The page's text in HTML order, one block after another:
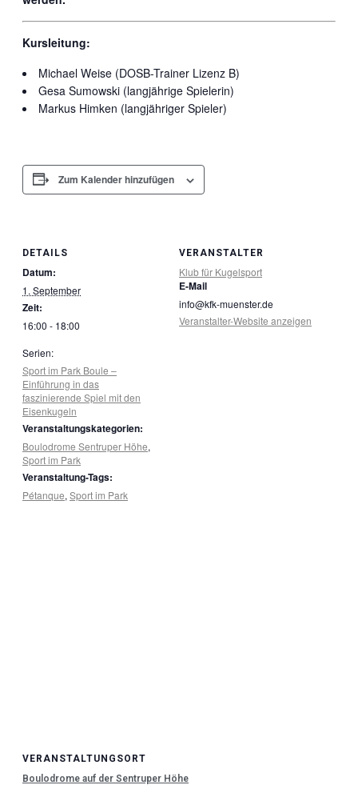
Kursleitung:
Michael Weise (DOSB-Trainer Lizenz B)
Gesa Sumowski (langjährige Spielerin)
Markus Himken (langjähriger Spieler)
Zum Kalender hinzufügen
DETAILS
Datum:
1. September
Zeit:
16:00 - 18:00
Serien:
Sport im Park Boule –
Einführung in das
faszinierende Spiel mit den
Eisenkugeln
Veranstaltungskategorien:
Boulodrome Sentruper Höhe,
Sport im Park
Veranstaltung-Tags:
Pétanque, Sport im Park
VERANSTALTER
Klub für Kugelsport
E-Mail
info@kfk-muenster.de
Veranstalter-Website anzeigen
VERANSTALTUNGSORT
Boulodrome auf der Sentruper Höhe